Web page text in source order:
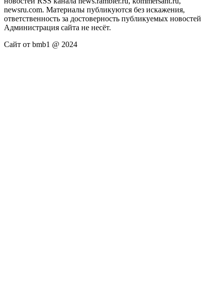
newsru.com. Материалы публикуются без искажения,
ответственность за достоверность публикуемых новостей
Администрация сайта не несёт.
Сайт от bmb1 @ 2024